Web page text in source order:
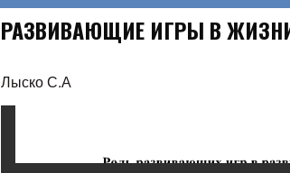
РАЗВИВАЮЩИЕ ИГРЫ В
Лыско С.А